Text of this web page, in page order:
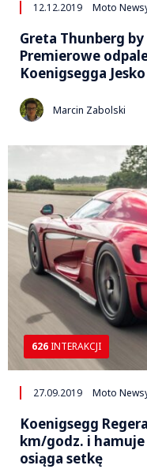
12.12.2019 Moto
Greta Thunberg
Premierowe
Koenigsegga
Marcin Zabolski
626 INTERAKCJI
27.09.2019 Moto
Koenigsegg
km/godz. i hamuje
osiąga setkę